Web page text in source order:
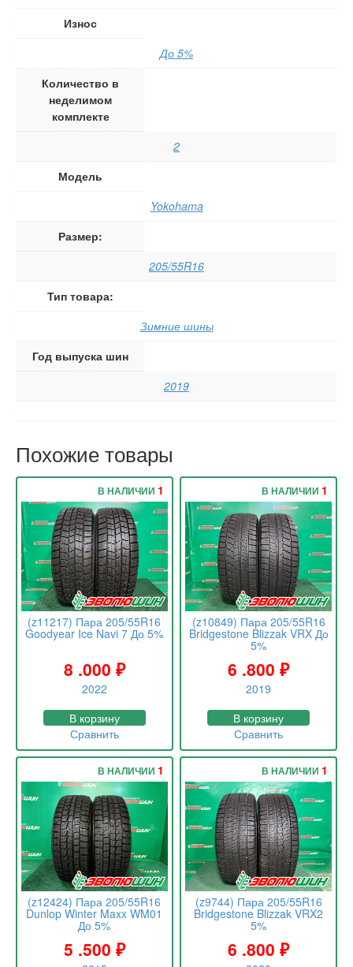
Износ
До 5%
Количество в
неделимом
комплекте
2
Модель
Yokohama
Размер:
205/55R16
Тип товара:
Зимние шины
Год выпуска шин
2019
Похожие товары
(z11217) Пара 205/55R16
Goodyear Ice Navi 7 До 5%
8 .000 ₽
2022
В НАЛИЧИИ 1
В корзину
Сравнить
(z10849) Пара 205/55R16
Bridgestone Blizzak VRX До
5%
6 .800₽
2019
В НАЛИЧИИ 1
В корзину
Сравнить
(z12424) Пара 205/55R16
Dunlop Winter Maxx WM01
До 5%
5 .500 ₽
В НАЛИЧИИ 1
(z9744) Пара 205/55R16
Bridgestone Blizzak VRX2
5%
6 .800₽
В НАЛИЧИИ 1